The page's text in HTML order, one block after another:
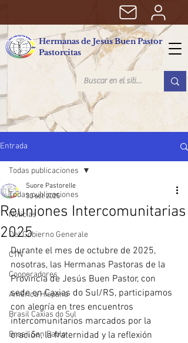
Hermanas de Jesús Buen Pastor
Pastorcitas
Entrada
Todas publicaciones
Noticias
Del Gobierno Generale
CTN
Cooperadores
América Hispana
Brasil Caxias do Sul
Brasil San Pablo
Todas publicaciones
Reuniones Intercomunitarias
2025
Suore Pastorelle
30 oct 2025
Durante el mes de octubre de 2025,
nosotras, las Hermanas Pastoras de la
Provincia de Jesús Buen Pastor, con
sede en Caxias do Sul/RS, participamos
con alegría en tres encuentros
intercomunitarios marcados por la
oración, la fraternidad y la reflexión